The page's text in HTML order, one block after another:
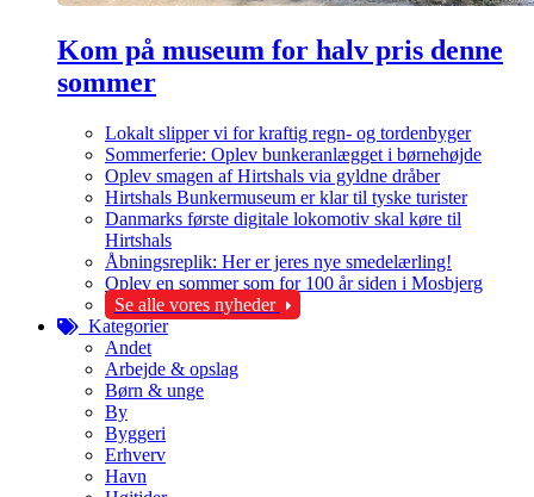
Kom på museum for halv pris denne
sommer
Lokalt slipper vi for kraftig regn- og tordenbyger
Sommerferie: Oplev bunkeranlægget i børnehøjde
Oplev smagen af Hirtshals via gyldne dråber
Hirtshals Bunkermuseum er klar til tyske turister
Danmarks første digitale lokomotiv skal køre til
Hirtshals
Åbningsreplik: Her er jeres nye smedelærling!
Oplev en sommer som for 100 år siden i Mosbjerg
Se alle vores nyheder
Kategorier
Andet
Arbejde & opslag
Børn & unge
By
Byggeri
Erhverv
Havn